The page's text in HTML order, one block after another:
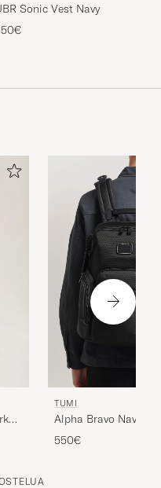
Sonic Vest Navy
TUMI
Alpha Bravo
Black
550€